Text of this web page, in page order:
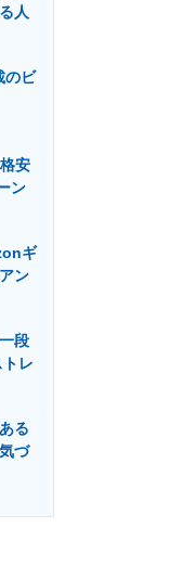
人
のビ
安
ン
ギ
ン
段
レ
る
づ